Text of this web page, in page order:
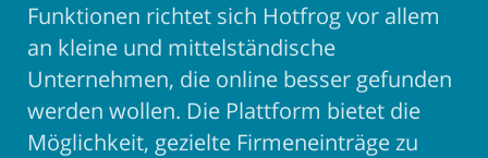
Funktionen richtet sich Hotfrog vor allem
an kleine und mittelständische
Unternehmen, die online besser gefunden
werden wollen. Die Plattform bietet die
Möglichkeit, gezielte Firmeneinträge zu